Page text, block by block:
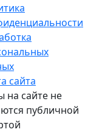
сайта
на сайте не
публичной